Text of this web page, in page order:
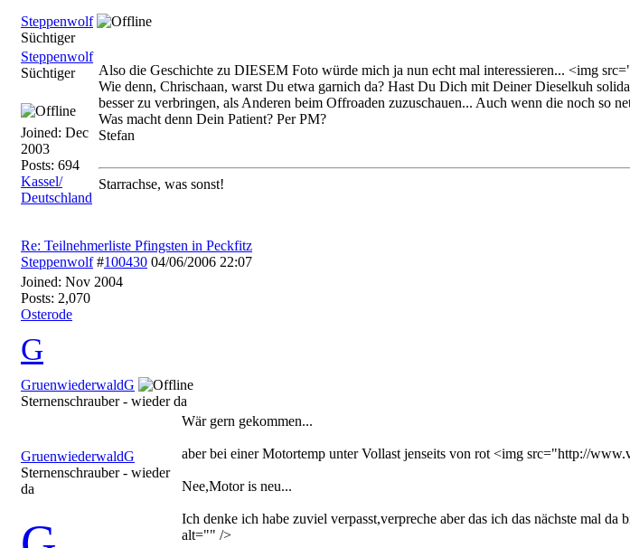
Steppenwolf
Süchtiger
Steppenwolf
Süchtiger
Joined: Dec
2003
Posts: 694
Kassel/
Deutschland
Also die Geschichte zu DIESEM Foto würde mich ja nun echt mal interessieren... <img
Wie denn, Chrischaan, warst Du etwa garnich da? Hast Du Dich mit Deiner Dieselkuh
besser zu verbringen, als Anderen beim Offroaden zuzuschauen... Auch wenn die noch so
Was macht denn Dein Patient? Per PM?
Stefan
Starrachse, was sonst!
Re: Teilnehmerliste Pfingsten in Peckfitz
Steppenwolf #100430 04/06/2006 22:07
Joined: Nov 2004
Posts: 2,070
Osterode
G
GruenwiederwaldG
Sternenschrauber - wieder da
GruenwiederwaldG
Sternenschrauber - wieder
da
Wär gern gekommen...
aber bei einer Motortemp unter Vollast jenseits von rot <img src="http://
Nee,Motor is neu...
Ich denke ich habe zuviel verpasst,verpreche aber das ich das nächste mal
alt="" />